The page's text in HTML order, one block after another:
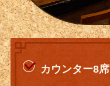
カウンター8席